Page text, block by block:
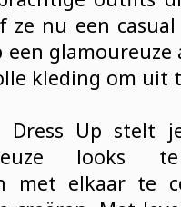
ze nu een
glamoureuze
kleding om uit
Dress Up stelt
looks
met elkaar te